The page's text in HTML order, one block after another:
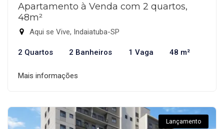
Apartamento à Venda com 2 quartos,
48m²
Aqui se Vive, Indaiatuba-SP
2 Quartos 2 Banheiros 1 Vaga 48 m²
Mais informações
Lançamento